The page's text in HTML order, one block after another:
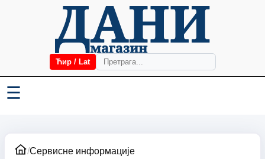
Ћир / Lat
☰
/Сервисне информације